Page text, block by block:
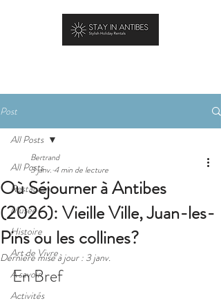
Post
All Posts
Restaurant
Musée
Histoire
Art de Vivre
A savoir
Activités
All Posts
Où Séjourner à Antibes
(2026): Vieille Ville, Juan-les-
Pins ou les collines?
Bertrand
3 janv. 4 min de lecture
Dernière mise à jour : 3 janv.
En Bref